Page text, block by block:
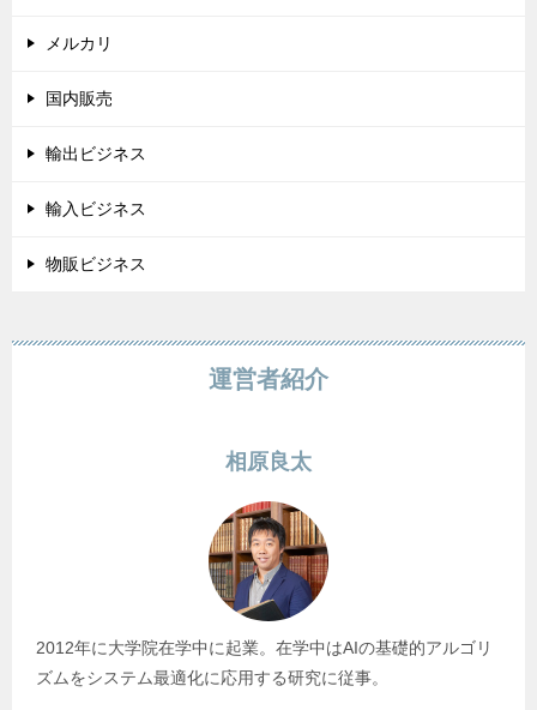
メルカリ
国内販売
輸出ビジネス
輸入ビジネス
物販ビジネス
運営者紹介
相原良太
2012年に大学院在学中に起業。在学中はAIの基礎的アルゴリ
ズムをシステム最適化に応用する研究に従事。